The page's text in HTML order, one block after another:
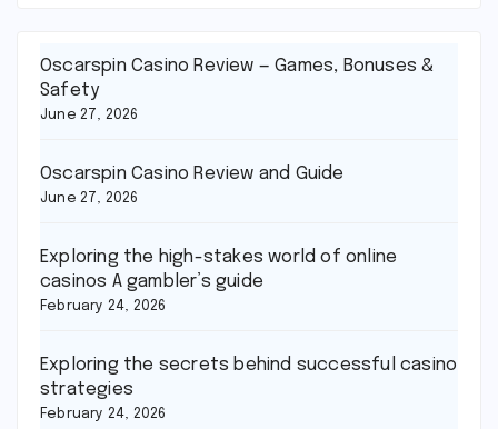
Oscarspin Casino Review — Games, Bonuses &
Safety
June 27, 2026
Oscarspin Casino Review and Guide
June 27, 2026
Exploring the high-stakes world of online
casinos A gambler’s guide
February 24, 2026
Exploring the secrets behind successful casino
strategies
February 24, 2026